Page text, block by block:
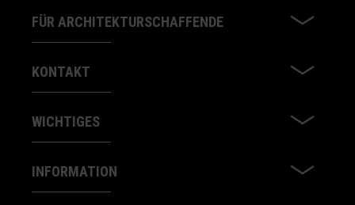
FÜR ARCHITEKTURSCHAFFENDE
KONTAKT
WICHTIGES
INFORMATION